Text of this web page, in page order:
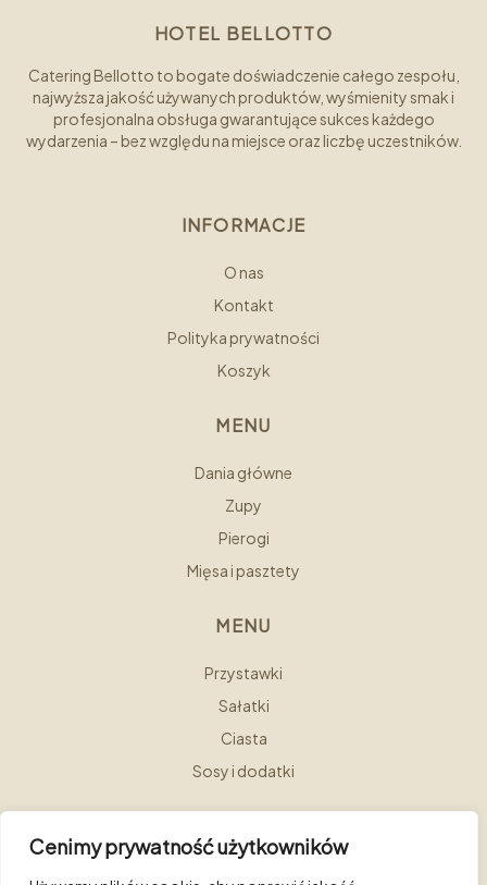
Cenimy prywatność użytkowników
HOTEL BELLOTTO
Catering Bellotto to bogate doświadczenie całego zespołu,
najwyższa jakość używanych produktów, wyśmienity smak i
profesjonalna obsługa gwarantujące sukces każdego
wydarzenia – bez względu na miejsce oraz liczbę uczestników.
INFORMACJE
O nas
Kontakt
Polityka prywatności
Koszyk
MENU
Dania główne
Zupy
Pierogi
Mięsa i pasztety
MENU
Przystawki
Sałatki
Ciasta
Sosy i dodatki